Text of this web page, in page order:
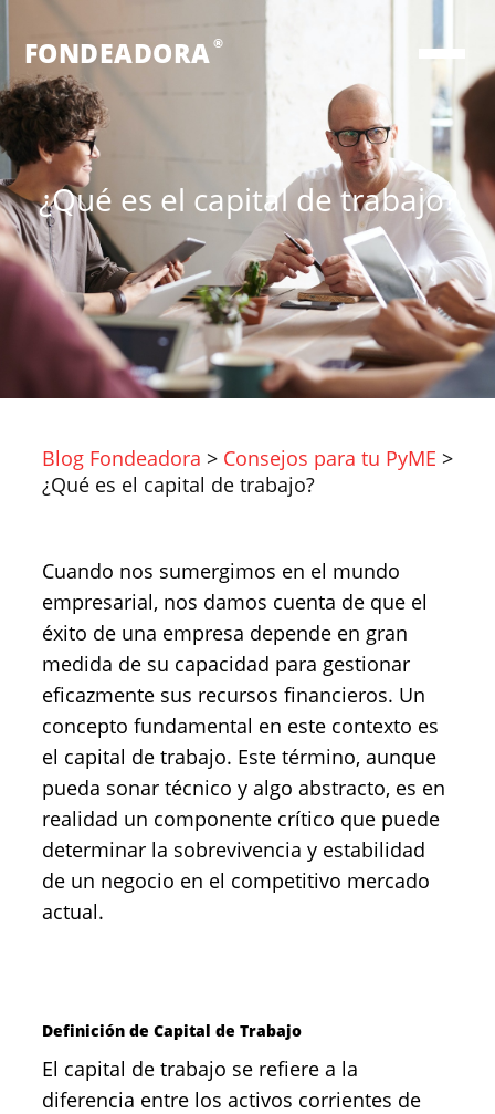
FONDEADORA ®
¿Qué es el capital de trabajo?
Blog Fondeadora > Consejos para tu PyME >
¿Qué es el capital de trabajo?
Cuando nos sumergimos en el mundo
empresarial, nos damos cuenta de que el
éxito de una empresa depende en gran
medida de su capacidad para gestionar
eficazmente sus recursos financieros. Un
concepto fundamental en este contexto es
el capital de trabajo. Este término, aunque
pueda sonar técnico y algo abstracto, es en
realidad un componente crítico que puede
determinar la sobrevivencia y estabilidad
de un negocio en el competitivo mercado
actual.
Definición de Capital de Trabajo
El capital de trabajo se refiere a la
diferencia entre los activos corrientes de